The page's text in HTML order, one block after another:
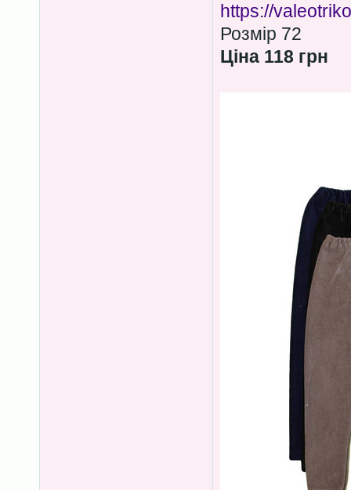
https://
Розмір 72
Ціна 118 грн